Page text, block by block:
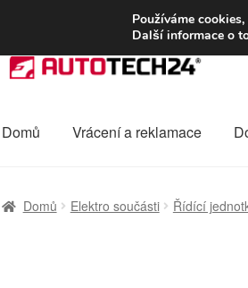
DOPRAVA
Přeskočit
na
Přejít
webu
Domů Vrácení a reklamace
Domů Elektro součásti Řídící
Používáme
Další informace o